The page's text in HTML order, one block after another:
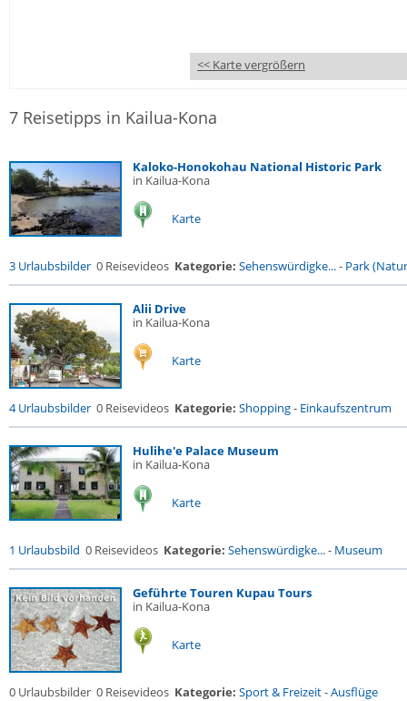
<< Karte vergrößern
7 Reisetipps in Kailua-Kona
Kaloko-Honokohau National Historic Park
in Kailua-Kona
Karte
3 Urlaubsbilder 0 Reisevideos Kategorie: Sehenswürdigke...- Park
Alii Drive
in Kailua-Kona
Karte
4 Urlaubsbilder 0 Reisevideos Kategorie: Shopping- Einkaufszentrum
Hulihe'e Palace Museum
in Kailua-Kona
Karte
1 Urlaubsbild 0 Reisevideos Kategorie: Sehenswürdigke...- Museum
Geführte Touren Kupau Tours
in Kailua-Kona
Karte
0 Urlaubsbilder 0 Reisevideos Kategorie: Sport & Freizeit-Ausflüge